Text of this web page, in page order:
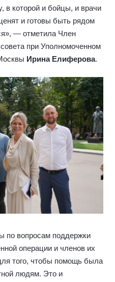
в которой и бойцы, и врачи
и готовы быть рядом
— отметила Член
при Уполномоченном
Ирина Елиферова.
по вопросам поддержки
операции и членов их
того, чтобы помощь была
людям. Это и